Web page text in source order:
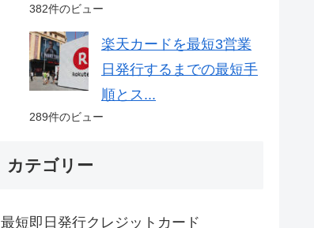
382件のビュー
楽天カードを最短3営業
日発行するまでの最短手
順とス...
289件のビュー
カテゴリー
最短即日発行クレジットカード